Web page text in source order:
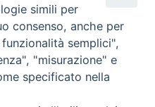
Digitale
simili per
consenso, anche per
semplici",
"misurazione" e
specificato nella